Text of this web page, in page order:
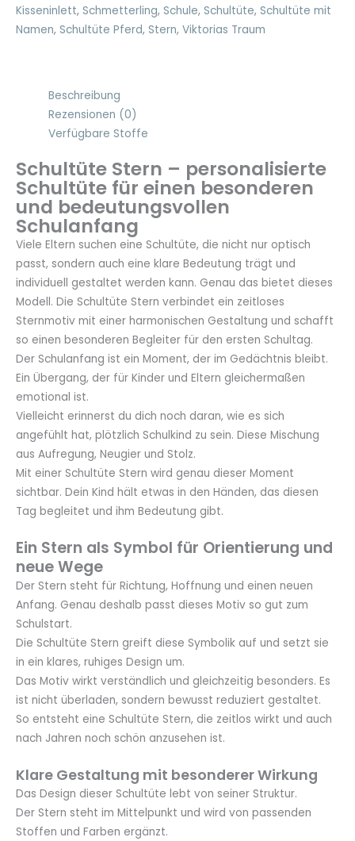
und
70cm
Kisseninlett, Schmetterling, Schule, Schultüte, Schultüte mit
Namen, Schultüte Pferd, Stern, Viktorias Traum
Beschreibung
Rezensionen (0)
Verfügbare Stoffe
Schultüte Stern – personalisierte
Schultüte für einen besonderen
und bedeutungsvollen
Schulanfang
Viele Eltern suchen eine Schultüte, die nicht nur optisch
passt, sondern auch eine klare Bedeutung trägt und
individuell gestaltet werden kann. Genau das bietet dieses
Modell. Die Schultüte Stern verbindet ein zeitloses
Sternmotiv mit einer harmonischen Gestaltung und schafft
so einen besonderen Begleiter für den ersten Schultag.
Der Schulanfang ist ein Moment, der im Gedächtnis bleibt.
Ein Übergang, der für Kinder und Eltern gleichermaßen
emotional ist.
Vielleicht erinnerst du dich noch daran, wie es sich
angefühlt hat, plötzlich Schulkind zu sein. Diese Mischung
aus Aufregung, Neugier und Stolz.
Mit einer Schultüte Stern wird genau dieser Moment
sichtbar. Dein Kind hält etwas in den Händen, das diesen
Tag begleitet und ihm Bedeutung gibt.
Ein Stern als Symbol für Orientierung und
neue Wege
Der Stern steht für Richtung, Hoffnung und einen neuen
Anfang. Genau deshalb passt dieses Motiv so gut zum
Schulstart.
Die Schultüte Stern greift diese Symbolik auf und setzt sie
in ein klares, ruhiges Design um.
Das Motiv wirkt verständlich und gleichzeitig besonders. Es
ist nicht überladen, sondern bewusst reduziert gestaltet.
So entsteht eine Schultüte Stern, die zeitlos wirkt und auch
nach Jahren noch schön anzusehen ist.
Klare Gestaltung mit besonderer Wirkung
Das Design dieser Schultüte lebt von seiner Struktur.
Der Stern steht im Mittelpunkt und wird von passenden
Stoffen und Farben ergänzt.